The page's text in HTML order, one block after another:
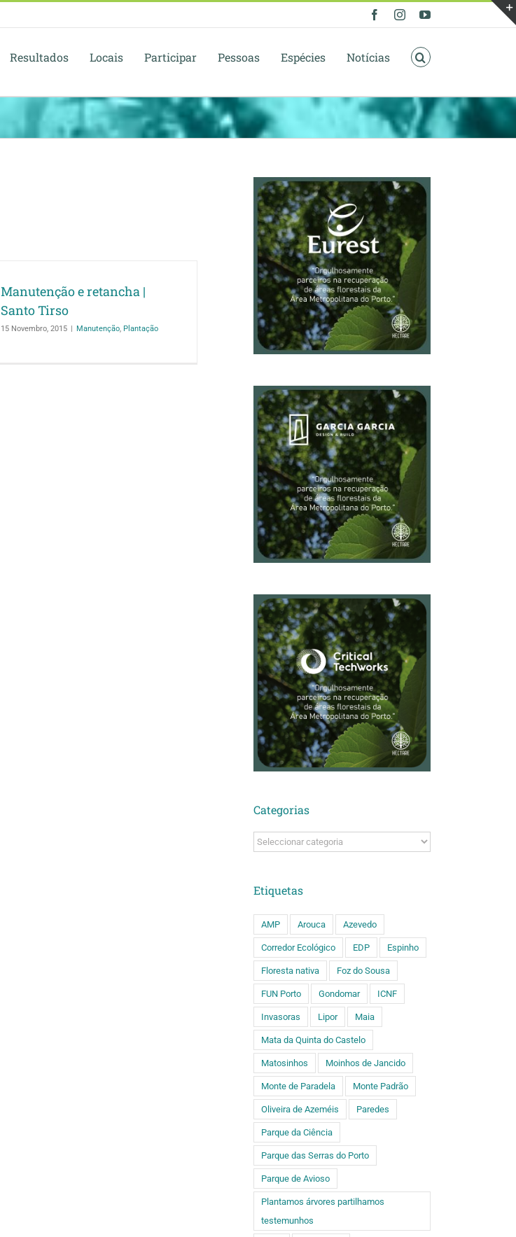
FacebookInstagramYouTube
Resultados Locais Participar Pessoas Espécies Notícias
Manutenção e retancha |
Santo Tirso
15 Novembro, 2015 | Manutenção, Plantação
Categorias
Categorias
Etiquetas
AMP Arouca Azevedo
Corredor Ecológico EDP Espinho
Floresta nativa Foz do Sousa
FUN Porto Gondomar ICNF
Invasoras Lipor Maia
Mata da Quinta do Castelo
Matosinhos Moinhos de Jancido
Monte de Paradela Monte Padrão
Oliveira de Azeméis Paredes
Parque da Ciência
Parque das Serras do Porto
Parque de Avioso
Plantamos árvores partilhamos
testemunhos